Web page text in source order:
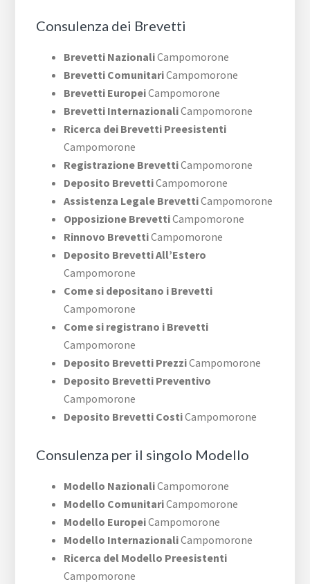
Consulenza dei Brevetti
Brevetti NazionaliCampomorone
Brevetti ComunitariCampomorone
Brevetti EuropeiCampomorone
Brevetti InternazionaliCampomorone
Ricerca dei Brevetti Preesistenti
Campomorone
Registrazione BrevettiCampomorone
Deposito BrevettiCampomorone
Assistenza Legale BrevettiCampomorone
Opposizione BrevettiCampomorone
Rinnovo BrevettiCampomorone
Deposito Brevetti All’Estero
Campomorone
Come si depositano i Brevetti
Campomorone
Come si registrano i Brevetti
Campomorone
Deposito Brevetti PrezziCampomorone
Deposito Brevetti Preventivo
Campomorone
Deposito Brevetti CostiCampomorone
Consulenza per il singolo Modello
Modello NazionaliCampomorone
Modello ComunitariCampomorone
Modello EuropeiCampomorone
Modello InternazionaliCampomorone
Ricerca del Modello Preesistenti
Campomorone